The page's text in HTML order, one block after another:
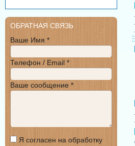
ОБРАТНАЯ СВЯЗЬ
Ваше Имя *
Телефон / Email *
Ваше сообщение *
Я согласен на обработку